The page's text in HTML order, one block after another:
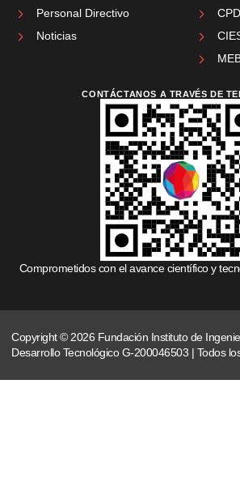
Personal Directivo
Noticias
CONTÁCTANOS A TRAVÉS DE
Comprometidos con el avance científico y
Copyright © 2026 Fundación Instituto de
Desarrollo Tecnológico G-200046503 | Todos